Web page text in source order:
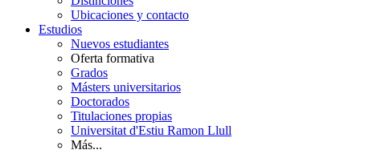
Ubicaciones y contacto
Estudios
Nuevos estudiantes
Oferta formativa
Grados
Másters universitarios
Doctorados
Titulaciones propias
Universitat d'Estiu Ramon Llull
Más...